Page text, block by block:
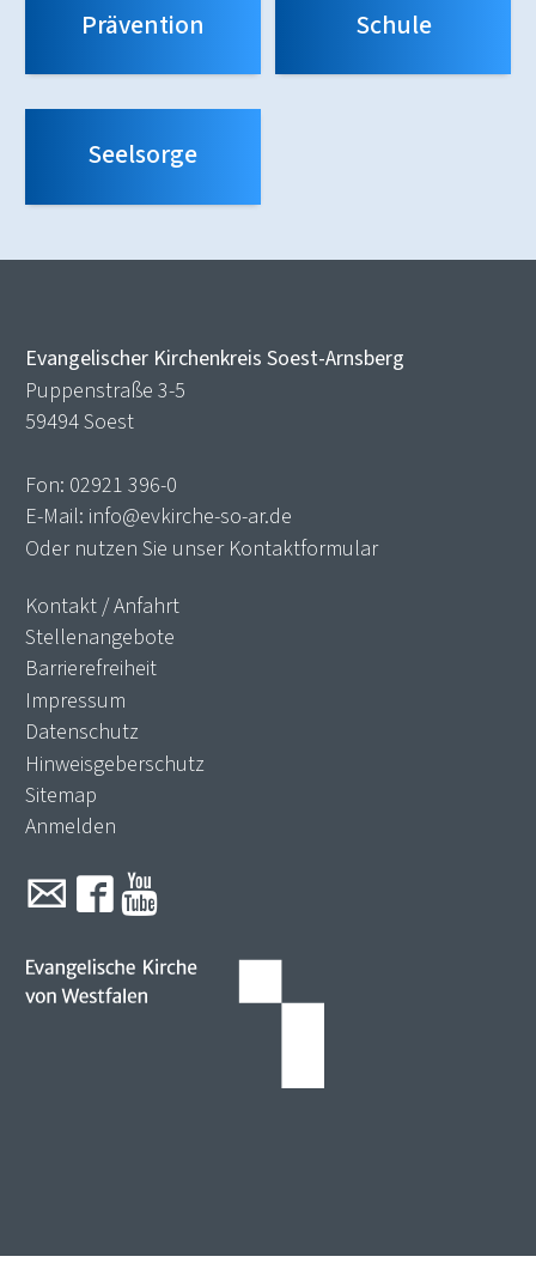
Prävention Schule
Seelsorge
Evangelischer Kirchenkreis Soest-Arnsberg
Puppenstraße 3-5
59494 Soest
Fon: 02921 396-0
E-Mail: info@evkirche-so-ar.de
Oder nutzen Sie unser Kontaktformular
Kontakt / Anfahrt
Stellenangebote
Barrierefreiheit
Impressum
Datenschutz
Hinweisgeberschutz
Sitemap
Anmelden